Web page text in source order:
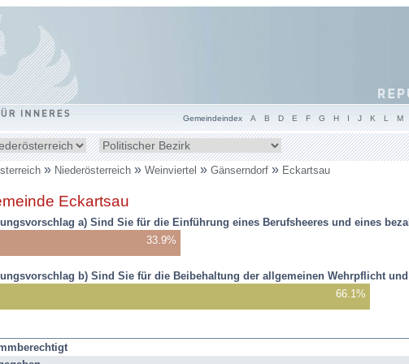
» Niederösterreich » Weinviertel » Gänserndorf » Eckartsau
Eckartsau
a) Sind Sie für die Einführung eines Berufsheeres und eines
33.9%
b) Sind Sie für die Beibehaltung der allgemeinen Wehrpflicht
66.1%
Bezirk
wählen
Gemeindeindex A B D E F G H I J K L M